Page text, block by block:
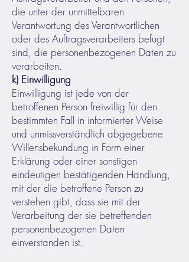
die unter der unmittelbaren
Verantwortung des Verantwortlichen
oder des Auftragsverarbeiters befugt
sind, die personenbezogenen Daten zu
verarbeiten.
k) Einwilligung
Einwilligung ist jede von der
betroffenen Person freiwillig für den
bestimmten Fall in informierter Weise
und unmissverständlich abgegebene
Willensbekundung in Form einer
Erklärung oder einer sonstigen
eindeutigen bestätigenden Handlung,
mit der die betroffene Person zu
verstehen gibt, dass sie mit der
Verarbeitung der sie betreffenden
personenbezogenen Daten
einverstanden ist.